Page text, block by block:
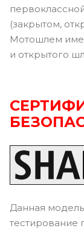
(закрытом,
Мотошлем
и открытого
Данная
тестирование